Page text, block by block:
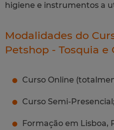
higiene e instrumentos a
Modalidades do
Petshop - Tosquia e
Curso Online
Curso Semi-Presencial;
Formação em Lisboa,